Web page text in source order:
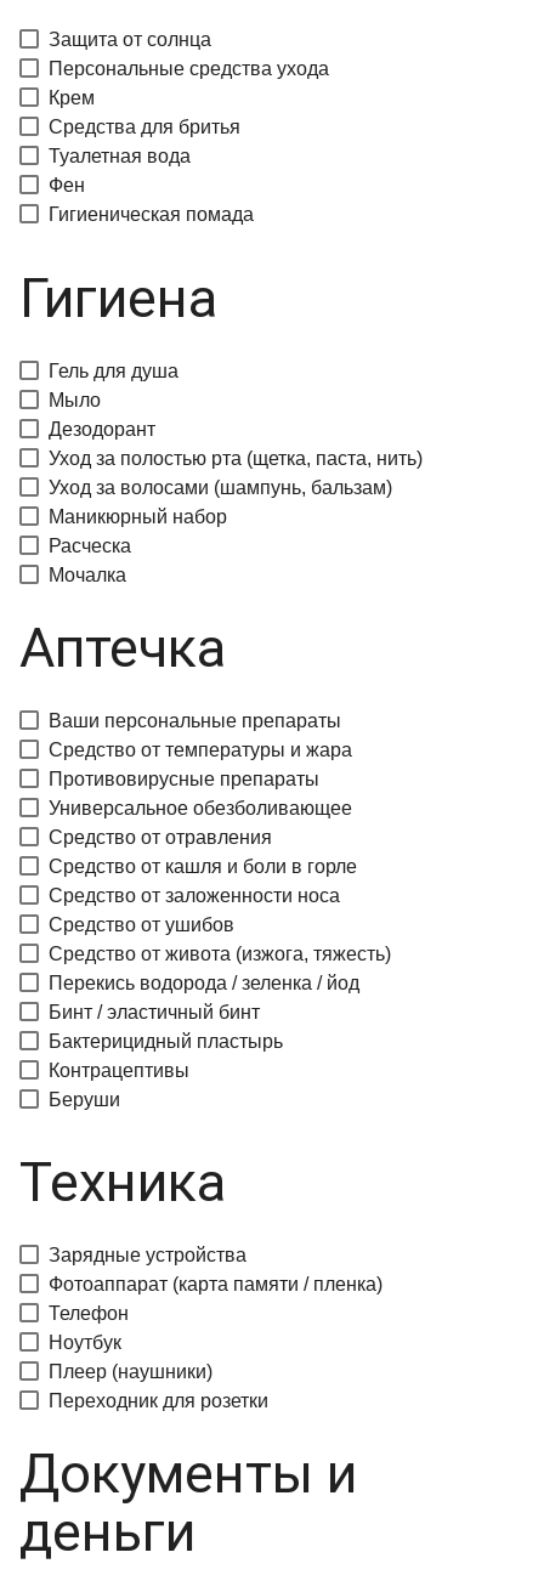
Защита от солнца
Персональные средства ухода
Крем
Средства для бритья
Туалетная вода
Фен
Гигиеническая помада
Гигиена
Гель для душа
Мыло
Дезодорант
Уход за полостью рта (щетка, паста, нить)
Уход за волосами (шампунь, бальзам)
Маникюрный набор
Расческа
Мочалка
Аптечка
Ваши персональные препараты
Средство от температуры и жара
Противовирусные препараты
Универсальное обезболивающее
Средство от отравления
Средство от кашля и боли в горле
Средство от заложенности носа
Средство от ушибов
Средство от живота (изжога, тяжесть)
Перекись водорода / зеленка / йод
Бинт / эластичный бинт
Бактерицидный пластырь
Контрацептивы
Беруши
Техника
Зарядные устройства
Фотоаппарат (карта памяти / пленка)
Телефон
Ноутбук
Плеер (наушники)
Переходник для розетки
Документы и
деньги